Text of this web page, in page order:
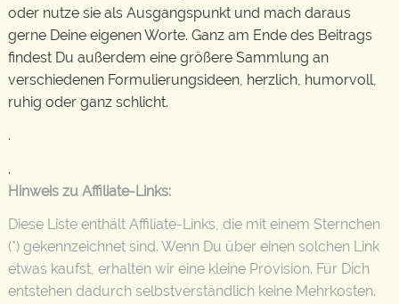
oder nutze sie als Ausgangspunkt und mach daraus
gerne Deine eigenen Worte. Ganz am Ende des Beitrags
findest Du außerdem eine größere Sammlung an
verschiedenen Formulierungsideen, herzlich, humorvoll,
ruhig oder ganz schlicht.
.
.
Hinweis zu Affiliate-Links:
Diese Liste enthält Affiliate-Links, die mit einem Sternchen
(*) gekennzeichnet sind. Wenn Du über einen solchen Link
etwas kaufst, erhalten wir eine kleine Provision. Für Dich
entstehen dadurch selbstverständlich keine Mehrkosten.